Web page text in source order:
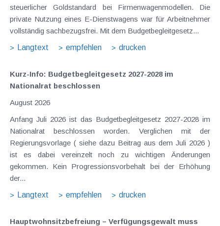
steuerlicher Goldstandard bei Firmenwagenmodellen. Die
private Nutzung eines E-Dienstwagens war für Arbeitnehmer
vollständig sachbezugsfrei. Mit dem Budgetbegleitgesetz...
Langtext
empfehlen drucken
Kurz-Info: Budgetbegleitgesetz 2027-2028 im
Nationalrat beschlossen
August 2026
Anfang Juli 2026 ist das Budgetbegleitgesetz 2027-2028 im
Nationalrat beschlossen worden. Verglichen mit der
Regierungsvorlage ( siehe dazu Beitrag aus dem Juli 2026 )
ist es dabei vereinzelt noch zu wichtigen Änderungen
gekommen. Kein Progressionsvorbehalt bei der Erhöhung
der...
Langtext
empfehlen drucken
Hauptwohnsitz​­befreiung – Verfügungsgewalt muss